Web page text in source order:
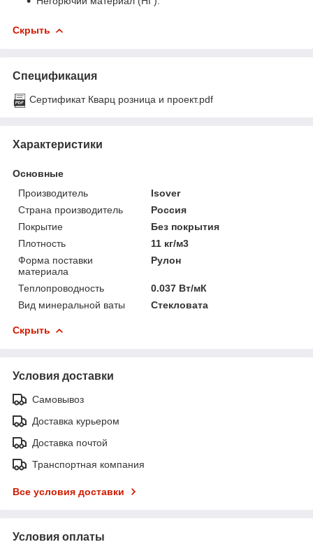
Скрыть
Спецификация
Сертификат Кварц розница и проект.pdf
Характеристики
Основные
Производитель
Isover
Страна производитель
Россия
Покрытие
Без покрытия
Плотность
11 кг/м3
Форма поставки
материала
Рулон
Теплопроводность
0.037 Вт/мК
Вид минеральной ваты
Стекловата
Скрыть
Условия доставки
Самовывоз
Доставка курьером
Доставка почтой
Транспортная компания
Все условия доставки
Условия оплаты